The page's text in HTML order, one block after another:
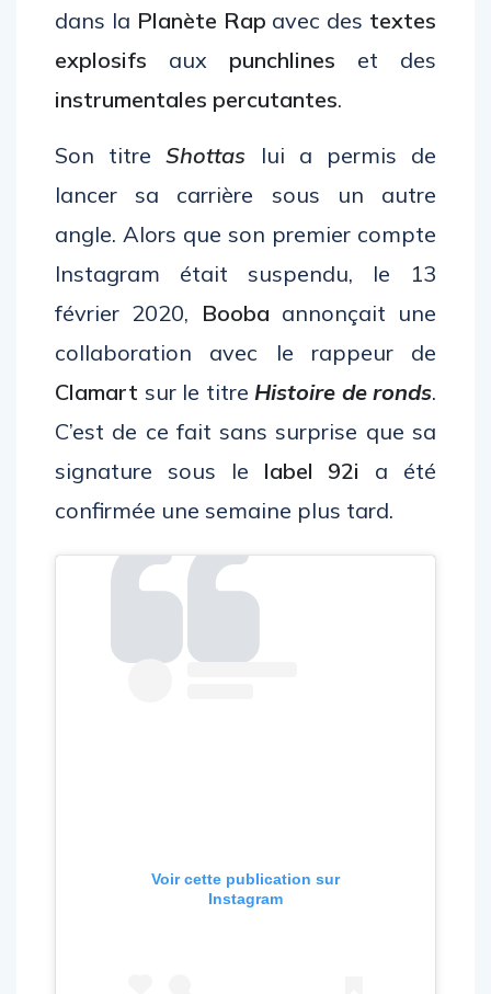
dans la Planète Rap avec des textes
explosifs aux punchlines et des
instrumentales percutantes.
Son titreShottas
lui a permis de
lancer sa carrière sous un autre
angle. Alors que son premier compte
Instagram était suspendu, le 13
février 2020, Boobaannonçait une
collaboration avec le rappeur de
Clamart sur le titre Histoire de ronds.
C’est de ce fait sans surprise que sa
signature sous le label 92i a été
confirmée une semaine plus tard.
Voir cette publication sur
Instagram